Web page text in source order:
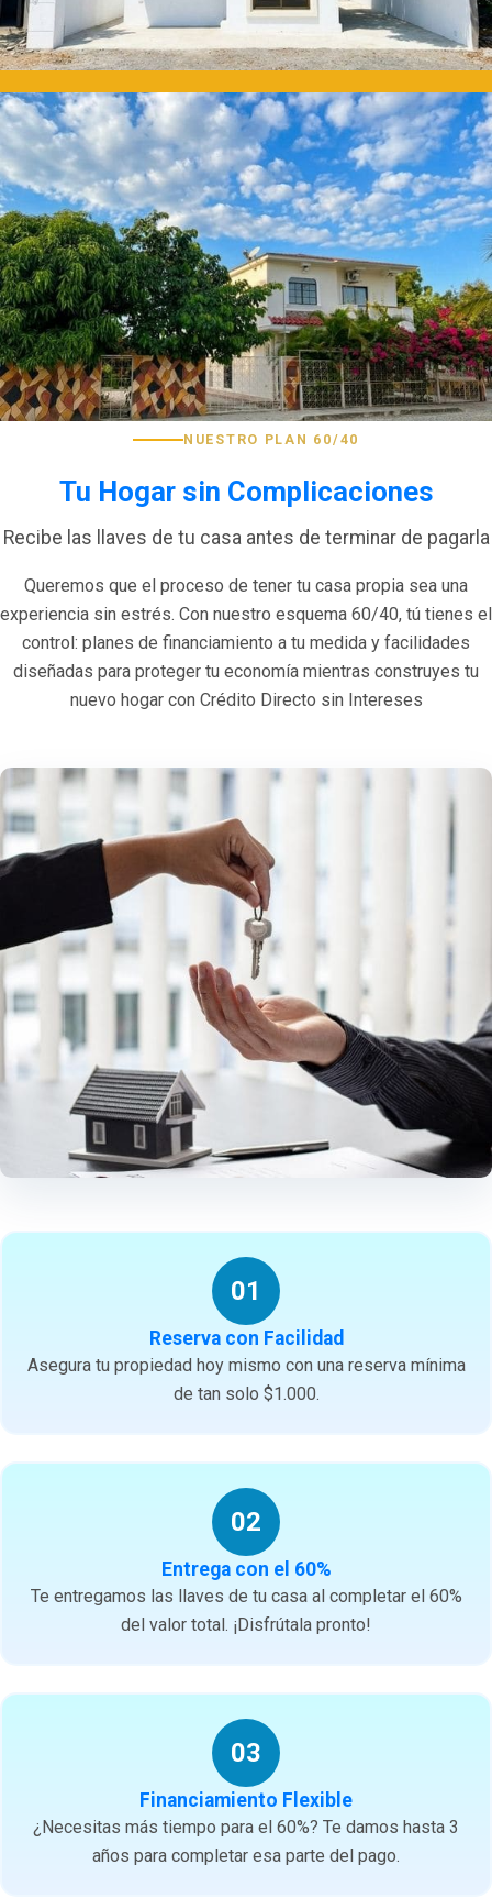
NUESTRO PLAN 60/40
Tu Hogar sin Complicaciones
Recibe las llaves de tu casa antes de terminar de pagarla
Queremos que el proceso de tener tu casa propia sea una
experiencia sin estrés. Con nuestro esquema 60/40, tú tienes el
control: planes de financiamiento a tu medida y facilidades
diseñadas para proteger tu economía mientras construyes tu
nuevo hogar con Crédito Directo sin Intereses
01
Reserva con Facilidad
Asegura tu propiedad hoy mismo con una reserva mínima
de tan solo $1.000.
02
Entrega con el 60%
Te entregamos las llaves de tu casa al completar el 60%
del valor total. ¡Disfrútala pronto!
03
Financiamiento Flexible
¿Necesitas más tiempo para el 60%? Te damos hasta 3
años para completar esa parte del pago.